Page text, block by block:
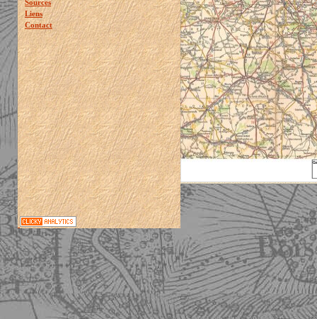
Sources
Liens
Contact